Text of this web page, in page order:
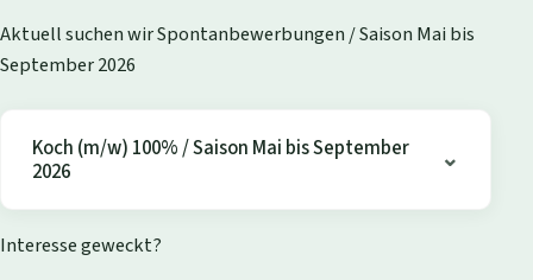
Aktuell suchen wir Spontanbewerbungen / Saison Mai bis
September 2026
Koch (m/w) 100% / Saison Mai bis September
2026
Interesse geweckt?